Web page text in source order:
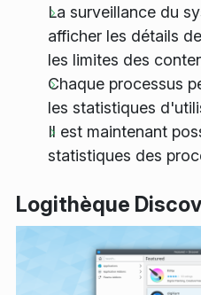
La surveillance du
afficher les détails
les limites des
Chaque processus
les statistiques
Il est maintenant
statistiques des
Logithèque